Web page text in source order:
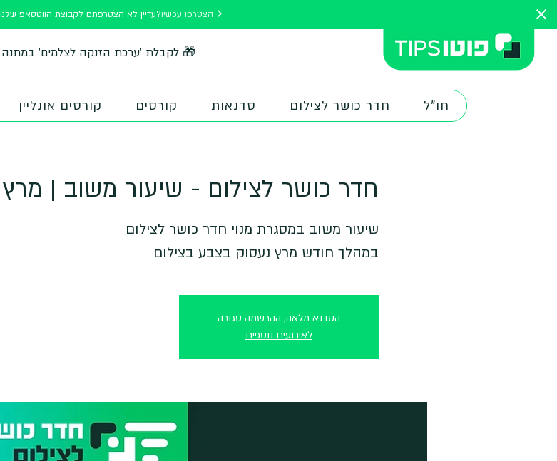
עדיין לא הצטרפתם לקבוצת הווטסאפ שלנו להשראה ועדכונים?
🎁 לקבלת 'ערכת הזנקה לצלמים' במתנה
חו"ל חדר כושר לצילום סדנאות קורסים קורסים אונליין
חדר כושר לצילום - שיעור משוב |
במהלך חודש מרץ נעסוק בצבע בצילום
הסדנא מלאה, ההרשמה סגורה
לאירועים נוספים